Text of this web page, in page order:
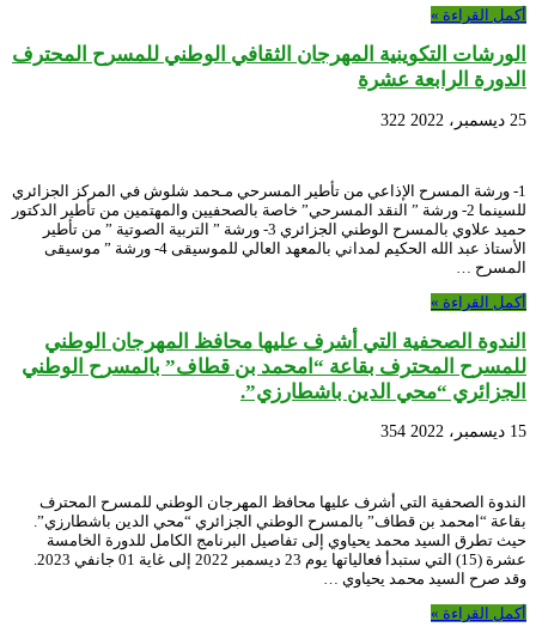
أكمل القراءة »
الورشات التكوينية المهرجان الثقافي الوطني للمسرح المحترف
الدورة الرابعة عشرة
25 ديسمبر، 2022 322
1- ورشة المسرح الإذاعي من تأطير المسرحي مـحمد شلوش في المركز الجزائري
للسينما 2- ورشة ” النقد المسرحي” خاصة بالصحفيين والمهتمين من تأطير الدكتور
حميد علاوي بالمسرح الوطني الجزائري 3- ورشة ” التربية الصوتية ” من تأطير
الأستاذ عبد الله الحكيم لمداني بالمعهد العالي للموسيقى 4- ورشة ” موسيقى
المسرح …
أكمل القراءة »
الندوة الصحفية التي أشرف عليها محافظ المهرجان الوطني
للمسرح المحترف بقاعة “امحمد بن قطاف” بالمسرح الوطني
الجزائري “محي الدين باشطارزي”.
15 ديسمبر، 2022 354
الندوة الصحفية التي أشرف عليها محافظ المهرجان الوطني للمسرح المحترف
بقاعة “امحمد بن قطاف” بالمسرح الوطني الجزائري “محي الدين باشطارزي”.
حيث تطرق السيد محمد يحياوي إلى تفاصيل البرنامج الكامل للدورة الخامسة
وقد صرح السيد محمد يحياوي …
أكمل القراءة »